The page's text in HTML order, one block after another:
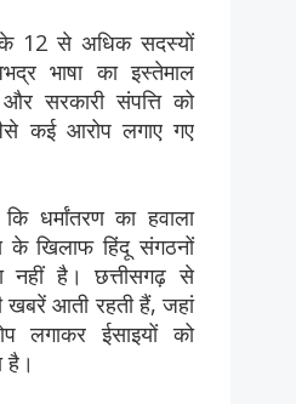
के 12 से अधिक सदस्यों
भाषा का इस्तेमाल
सरकारी संपत्ति को
कई आरोप लगाए गए
धर्मांतरण का हवाला
के खिलाफ हिंदू संगठनों
नहीं है। छत्तीसगढ़ से
आती रहती हैं, जहां
लगाकर ईसाइयों को
है।